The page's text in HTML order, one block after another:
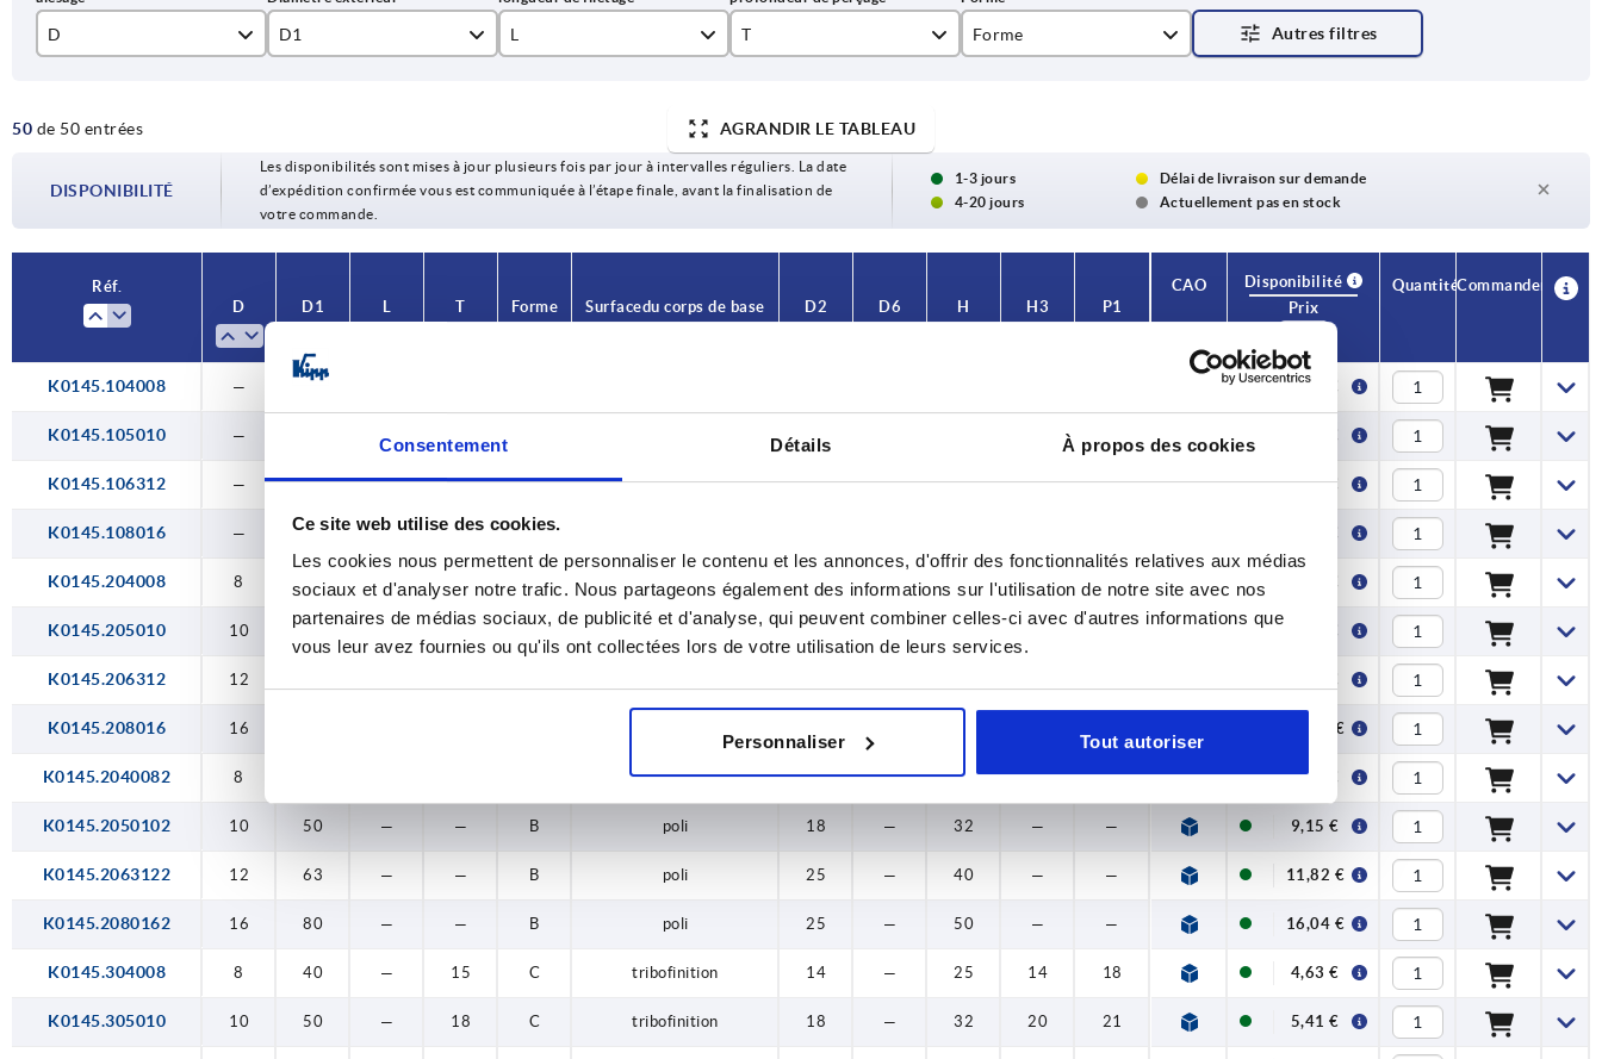
Consentement Détails À propos des cookies
Ce site web utilise des cookies.
Les cookies nous permettent de personnaliser le contenu et les annonces, d'offrir des fonctionnalités relatives aux médias
sociaux et d'analyser notre trafic. Nous partageons également des informations sur l'utilisation de notre site avec nos
partenaires de médias sociaux, de publicité et d'analyse, qui peuvent combiner celles-ci avec d'autres informations que
vous leur avez fournies ou qu'ils ont collectées lors de votre utilisation de leurs services.
Personnaliser Tout autoriser
D
10
16
M10
M12
D1
63
80
L
30
40
T
18
22
28
Forme
C
D
L
50 de 50 entrées AGRANDIR LE TABLEAU
DISPONIBILITÉ
Les disponibilités sont mises à jour plusieurs fois par jour à intervalles réguliers. La date
d’expédition confirmée vous est communiquée à l’étape finale, avant la finalisation de
votre commande.
1-3 jours
Délai de livraison sur demande
4-20 jours
Actuellement pas en stock
Réf.
D
D1 L T Forme Surface du corps de base D2 D6 H H3 P1
CAO
Disponibilité
Prix
QuantitéCommander
K0145.104008 — 40 2,61 €
K0145.105010 — — 18 3,21 €
K0145.106312 — 63 — — A tribofinition 25 — 42 25 — 5,00 €
K0145.108016 — 80 — — A 7,39 €
K0145.204008 8 — tribofinition 14 4,63 €
K0145.205010 10 50 — — B tribofinition 18 — 32 — — 5,41 €
K0145.206312 12 7,58 €
K0145.208016 16 11,34 €
K0145.2040082 8 poli 14 — 25 — — 8,04 €
K0145.2050102 10 50 — — B poli 18 — 32 — — 9,15 €
K0145.2063122 12 63 — — B poli 25 — 40 — — 11,82 €
K0145.2080162 16 80 — — B poli 25 — 50 — — 16,04 €
K0145.304008 8 40 — 15 C tribofinition 14 — 25 14 18 4,63 €
K0145.305010 10 50 — 18 C tribofinition 18 — 32 20 21 5,41 €